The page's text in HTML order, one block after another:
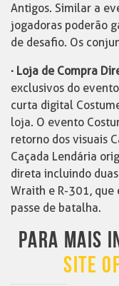
Antigos. Similar a
jogadoras poderão
de desafio. Os
· Loja de Compra
exclusivos do
curta digital
loja. O evento
retorno dos visuais
Caçada Lendária
direta incluindo
Wraith e R-301, que
passe de batalha.
PARA MAIS
SITE